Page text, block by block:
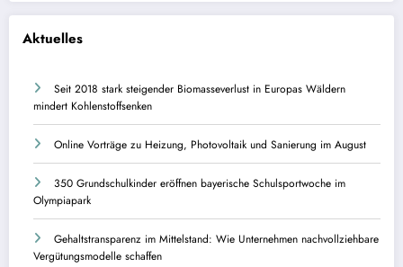
Aktuelles
Seit 2018 stark steigender Biomasseverlust in Europas Wäldern
mindert Kohlenstoffsenken
Online Vorträge zu Heizung, Photovoltaik und Sanierung im August
350 Grundschulkinder eröffnen bayerische Schulsportwoche im
Olympiapark
Gehaltstransparenz im Mittelstand: Wie Unternehmen nachvollziehbare
Vergütungsmodelle schaffen